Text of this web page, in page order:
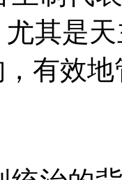
其是
有效